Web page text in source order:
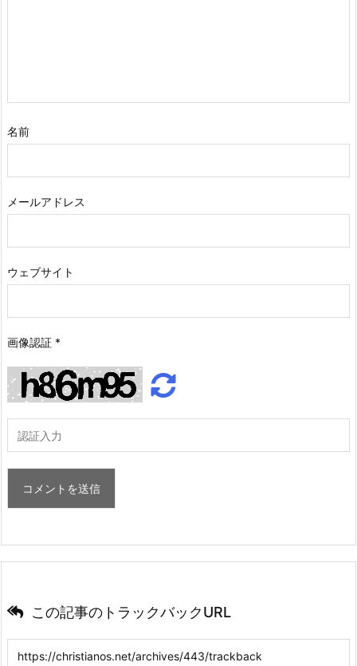
名前
メールアドレス
ウェブサイト
画像認証 *
この記事のトラックバックURL